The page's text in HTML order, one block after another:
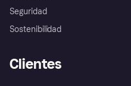
Seguridad
Sostenibilidad
Clientes